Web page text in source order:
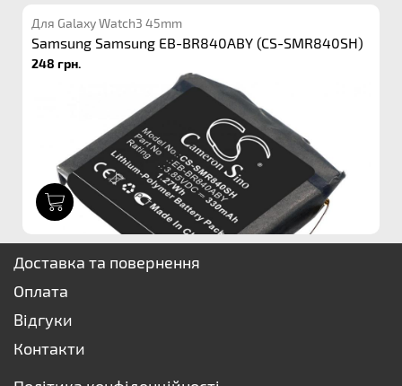
Для Galaxy Watch3 45mm
Samsung Samsung EB-BR840ABY (CS-SMR840SH)
248 грн.
Доставка та повернення
Оплата
Відгуки
Контакти